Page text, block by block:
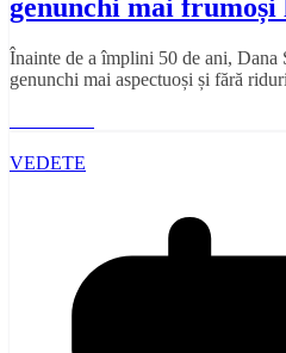
genunchi mai frumoși
Înainte de a împlini 50 de ani, Dana
genunchi mai aspectuoși și fără
VEDETE